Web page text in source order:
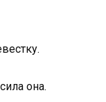
она.